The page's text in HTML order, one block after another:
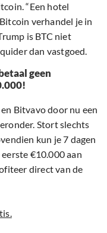
“Een hotel
verhandel je in
is BTC niet
dan vastgoed.
geen
Bitvavo door nu een
Stort slechts
kun je 7 dagen
€10.000 aan
direct van de